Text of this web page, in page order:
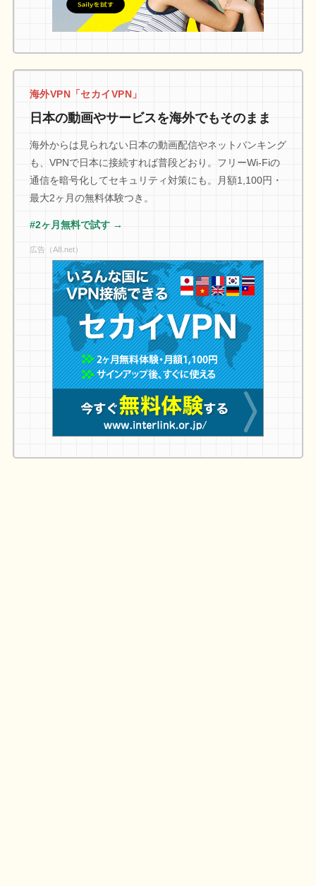
海外VPN「セカイVPN」
日本の動画やサービスを海外でもそのまま
海外からは見られない日本の動画配信やネットバンキング
も、VPNで日本に接続すれば普段どおり。フリーWi-Fiの
通信を暗号化してセキュリティ対策にも。月額1,100円・
最大2ヶ月の無料体験つき。
#2ヶ月無料で試す →
広告（A8.net）